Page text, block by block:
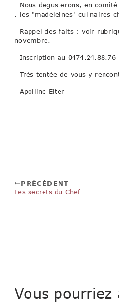
Nous dégusterons, en
, les "madeleines" culinaires
Rappel des faits : voir
novembre.
Inscription au 0474.24.88.76
Très tentée de vous y
Apolline Elter
PRÉCÉDENT
Les secrets du Chef
Vous pourriez